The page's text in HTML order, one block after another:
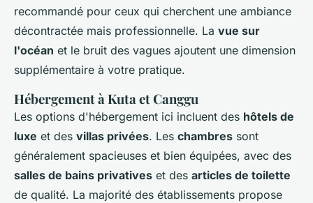
recommandé pour ceux qui cherchent une ambiance
décontractée mais professionnelle. La vue sur
l'océan et le bruit des vagues ajoutent une dimension
supplémentaire à votre pratique.
Hébergement à Kuta et Canggu
Les options d'hébergement ici incluent des hôtels de
luxe et des villas privées. Les chambres sont
généralement spacieuses et bien équipées, avec des
salles de bains privatives et des articles de toilette
de qualité. La majorité des établissements propose